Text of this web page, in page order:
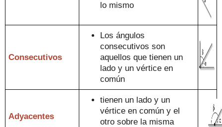
lo mismo
Consecutivos
Los ángulos
consecutivos son
aquellos quetienen un
lado y un vértice en
común
Adyacentes
tienen un lado y un
vértice en común y el
otro sobre la misma